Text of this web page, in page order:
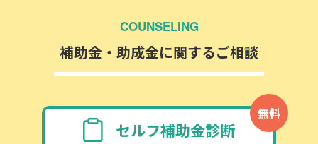
COUNSELING
補助金・助成金に関するご相談
無料
セルフ補助金診断